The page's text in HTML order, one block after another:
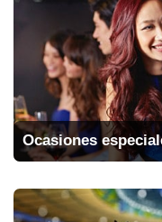
Ocasiones